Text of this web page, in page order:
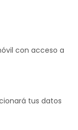
con acceso a
tus datos